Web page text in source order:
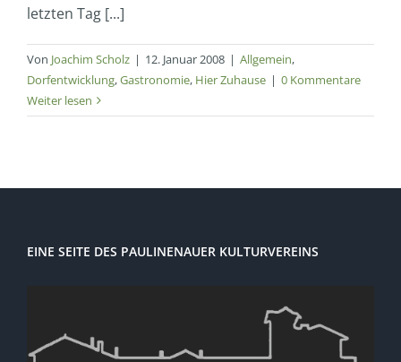
letzten Tag [...]
Von Joachim Scholz | 12. Januar 2008 | Allgemein,
Dorfentwicklung,Gastronomie, Hier Zuhause | 0 Kommentare
Weiter lesen
EINE SEITE DES PAULINENAUER KULTURVEREINS